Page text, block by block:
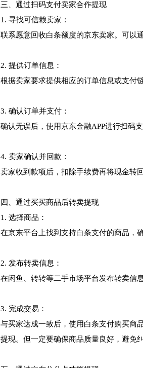
三、通过扫码支付卖家合作提现
1. 寻找可信赖卖家：
联系愿意回收白条额度的京东卖家。可以
2. 提供订单信息：
根据卖家要求提供相应的订单信息或支付链
3. 确认订单并支付：
确认无误后，使用京东金融APP进行扫码支
4. 卖家确认并回款：
卖家收到款项后，扣除手续费再将现金转回
四、通过买买商品后转卖提现
1. 选择商品：
在京东平台上找到支持白条支付的商品，
2. 发布转卖信息：
在闲鱼、转转等二手市场平台发布转卖信
3. 完成交易：
与买家达成一致后，使用白条支付购买商
提现。但一定要确保商品质量良好，避免纠